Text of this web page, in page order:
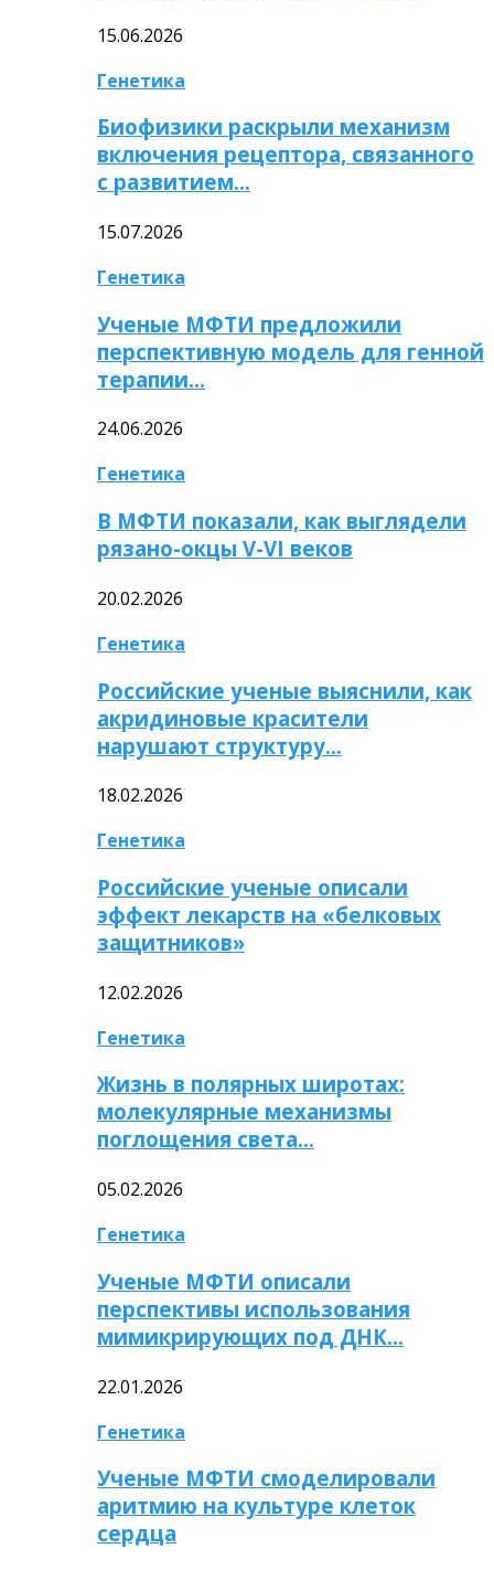
15.06.2026
Генетика
Биофизики раскрыли механизм
включения рецептора, связанного
с развитием…
15.07.2026
Генетика
Ученые МФТИ предложили
перспективную модель для генной
терапии…
24.06.2026
Генетика
В МФТИ показали, как выглядели
рязано-окцы V-VI веков
20.02.2026
Генетика
Российские ученые выяснили, как
акридиновые красители
нарушают структуру…
18.02.2026
Генетика
Российские ученые описали
эффект лекарств на «белковых
защитников»
12.02.2026
Генетика
Жизнь в полярных широтах:
молекулярные механизмы
поглощения света…
05.02.2026
Генетика
Ученые МФТИ описали
перспективы использования
мимикрирующих под ДНК…
22.01.2026
Генетика
Ученые МФТИ смоделировали
аритмию на культуре клеток
сердца